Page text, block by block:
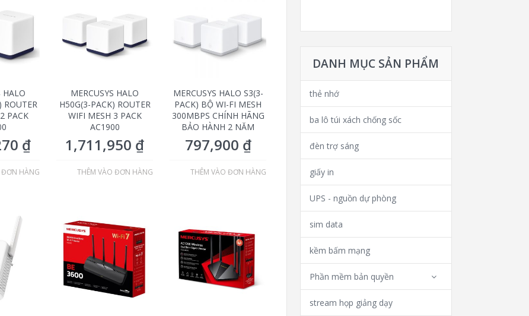
HALO
ROUTER
PACK
₫
ĐƠN HÀNG
MERCUSYS HALO
H50G(3-PACK) ROUTER
WIFI MESH 3 PACK
AC1900
1,711,950 ₫
THÊM VÀO ĐƠN HÀNG
MERCUSYS HALO S3(3-
PACK) BỘ WI-FI MESH
300MBPS CHÍNH HÃNG
BẢO HÀNH 2 NĂM
797,900 ₫
THÊM VÀO ĐƠN HÀNG
DANH MỤC SẢN PHẨM
thẻ nhớ
ba lô túi xách chống sốc
đèn trợ sáng
giấy in
UPS - nguồn dự phòng
sim data
kềm bấm mạng
Phần mềm bản quyền
stream họp giảng dạy